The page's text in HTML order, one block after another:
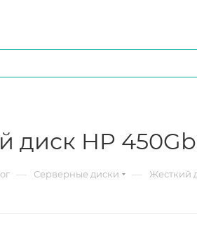
диск HP 450Gb
— Серверные диски — Жесткий